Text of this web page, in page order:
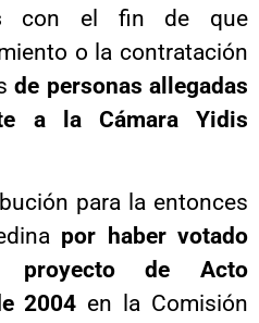
con el fin de que
o la contratación
de personas allegadas
a la Cámara Yidis
para la entonces
por haber votado
proyecto de Acto
2004 en la Comisión